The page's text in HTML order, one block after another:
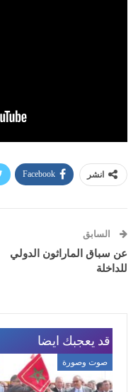
انشر Facebook
السابق
عن سباق الماراثون الدولي
للداخلة
قد يعجبك ايضا
صوت وصورة